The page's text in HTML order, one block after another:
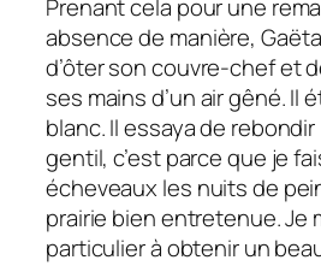
Prenant cela pour une
absence de manière,
d’ôter son couvre-chef et
ses mains d’un air gêné. Il
blanc. Il essaya de rebondir
gentil, c’est parce que je
écheveaux les nuits de
prairie bien entretenue. Je
particulier à obtenir un